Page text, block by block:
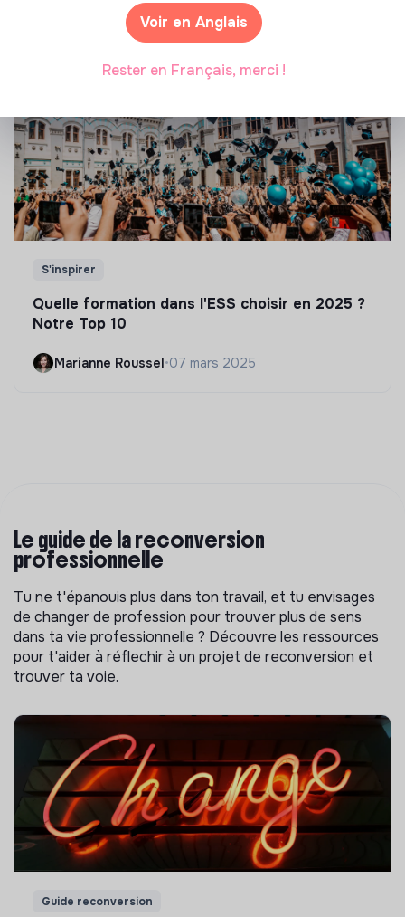
Marianne Roussel• 21 janvier 2025
S'inspirer
Quelle formation dans l'ESS choisir en 2025 ?
Notre Top 10
Marianne Roussel•07 mars 2025
Le guide de la reconversion
professionnelle
Tu ne t'épanouis plus dans ton travail, et tu envisages
de changer de profession pour trouver plus de sens
dans ta vie professionnelle ? Découvre les ressources
pour t'aider à réflechir à un projet de reconversion et
trouver ta voie.
Guide reconversion
Voir en Anglais
Rester en Français, merci !